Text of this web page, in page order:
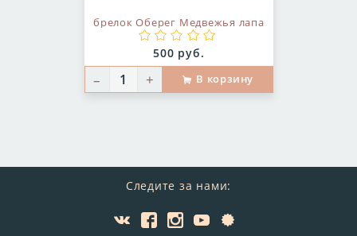
брелок Оберег Медвежья лапа
Цена:
500 руб.
– + В корзину
Следите за нами: